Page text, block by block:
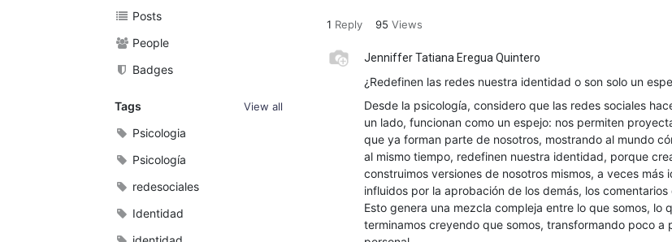
Posts
People
Badges
Tags View all
Psicologia
Psicología
redesociales
Identidad
1 Reply 95 Views
Jenniffer Tatiana Eregua Quintero
¿Redefinen las redes nuestra identidad o son solo un
Desde la psicología, considero que las redes sociales
un lado, funcionan como un espejo: nos permiten
que ya forman parte de nosotros, mostrando al mundo
al mismo tiempo, redefinen nuestra identidad, porque
construimos versiones de nosotros mismos, a veces más
influidos por la aprobación de los demás, los
Esto genera una mezcla compleja entre lo que somos, lo
terminamos creyendo que somos, transformando poco a